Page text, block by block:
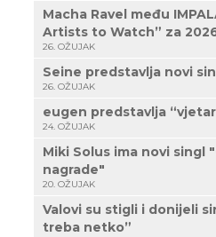
Macha Ravel među
Artists to Watch” za
26. OŽUJAK
Seine predstavlja novi
26. OŽUJAK
eugen predstavlja
24. OŽUJAK
Miki Solus ima novi singl
nagrade"
20. OŽUJAK
Valovi su stigli i donijeli
treba netko”